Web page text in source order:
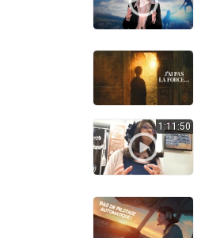
1:11:50